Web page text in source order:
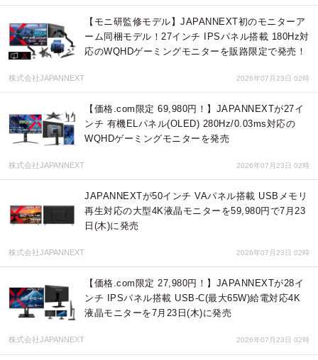
【モニ研監修モデル】JAPANNEXT初のモニターア
ーム同梱モデル！27インチ IPSパネル搭載 180Hz対
応のWQHDゲーミングモニターを販路限定で発売！
株式会社JAPANNEXT 2026年07月23日 02時
【価格.com限定 69,980円！】JAPANNEXTが27イ
ンチ 有機ELパネル(OLED) 280Hz/0.03ms対応の
WQHDゲーミングモニターを発売
株式会社JAPANNEXT 2026年07月23日 02時
JAPANNEXTが50インチ VAパネル搭載 USBメモリ
再生対応の大型4K液晶モニターを59,980円で7月23
日(木)に発売
株式会社JAPANNEXT 2026年07月23日 02時
【価格.com限定 27,980円！】JAPANNEXTが28イ
ンチ IPSパネル搭載 USB-C(最大65W)給電対応4K
液晶モニターを7月23日(木)に発売
株式会社JAPANNEXT 2026年07月23日 02時